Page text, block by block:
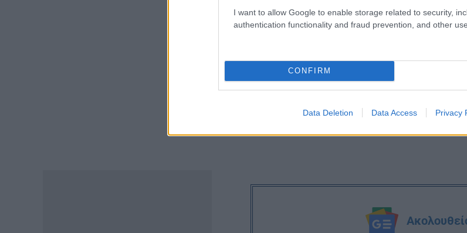
I want to allow Google to enable storage related to security,
authentication functionality and fraud prevention, and other
CONFIRM
Data Deletion Data Access Privacy